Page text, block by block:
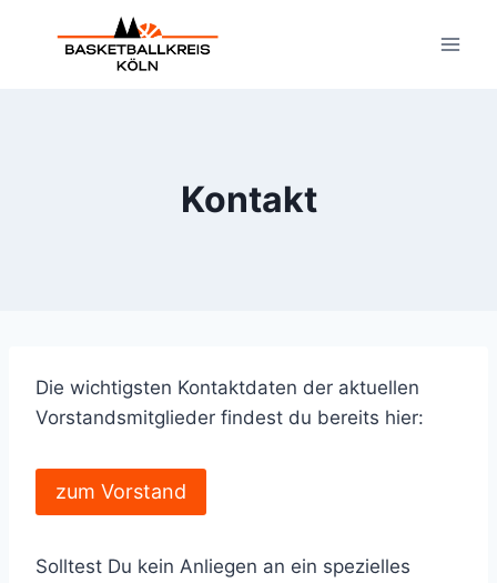
Kontakt
Die wichtigsten Kontaktdaten der aktuellen
Vorstandsmitglieder findest du bereits hier:
zum Vorstand
Solltest Du kein Anliegen an ein spezielles